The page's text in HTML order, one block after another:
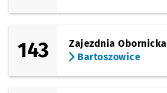
143
Zajezdnia Obornicka
Bartoszowice